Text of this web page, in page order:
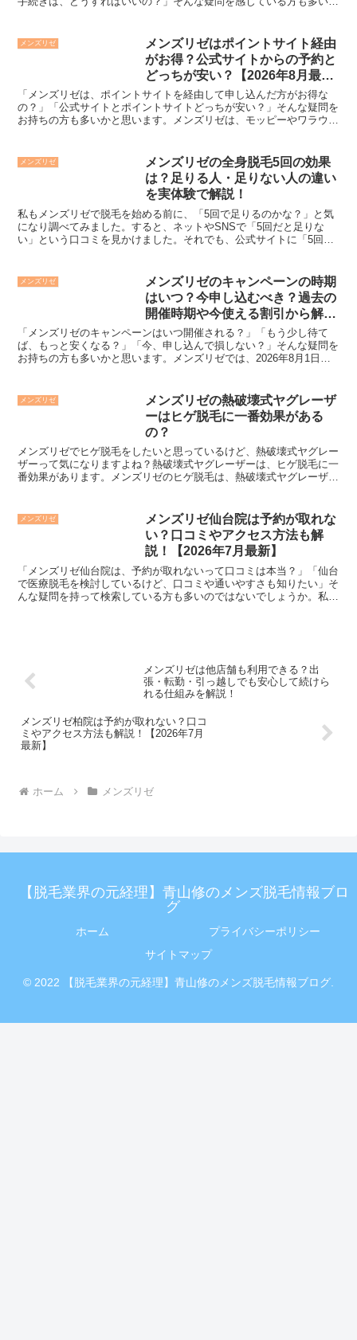
メンズリゼ
メンズリゼはポイントサイト経由
がお得？公式サイトからの予約と
どっちが安い？【2026年8月最
新】
「メンズリゼは、ポイントサイトを経由して申し込んだ方がお得な
の？」「公式サイトとポイントサイトどっちが安い？」そんな疑問を
お持ちの方も多いかと思います。メンズリゼは、モッピーやワラウな
メンズリゼ
メンズリゼの全身脱毛5回の効果
は？足りる人・足りない人の違い
を実体験で解説！
私もメンズリゼで脱毛を始める前に、「5回で足りるのかな？」と気
になり調べてみました。すると、ネットやSNSで「5回だと足りな
い」という口コミを見かけました。それでも、公式サイトに「5回コ
メンズリゼ
メンズリゼのキャンペーンの時期
はいつ？今申し込むべき？過去の
開催時期や今使える割引から解
説！【2026年8月最新】
「メンズリゼのキャンペーンはいつ開催される？」「もう少し待て
ば、もっと安くなる？」「今、申し込んで損しない？」そんな疑問を
お持ちの方も多いかと思います。メンズリゼでは、2026年8月1日
メンズリゼ
メンズリゼの熱破壊式ヤグレーザ
ーはヒゲ脱毛に一番効果がある
の？
メンズリゼでヒゲ脱毛をしたいと思っているけど、熱破壊式ヤグレー
ザーって気になりますよね？熱破壊式ヤグレーザーは、ヒゲ脱毛に一
番効果があります。メンズリゼのヒゲ脱毛は、熱破壊式ヤグレーザー
メンズリゼ
メンズリゼ仙台院は予約が取れな
い？口コミやアクセス方法も解
説！【2026年7月最新】
「メンズリゼ仙台院は、予約が取れないって口コミは本当？」「仙台
で医療脱毛を検討しているけど、口コミや通いやすさも知りたい」そ
んな疑問を持って検索している方も多いのではないでしょうか。私も
メンズリゼは他店舗も利用できる？出
張・転勤・引っ越しでも安心して続けら
れる仕組みを解説！
メンズリゼ柏院は予約が取れない？口コ
ミやアクセス方法も解説！【2026年7月
最新】
ホーム メンズリゼ
【脱毛業界の元経理】青山修のメンズ脱毛情報ブロ
グ
ホーム
プライバシーポリシー
サイトマップ
© 2022 【脱毛業界の元経理】青山修のメンズ脱毛情報ブログ.